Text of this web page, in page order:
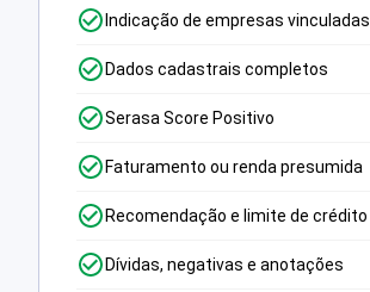
Indicação de empresas vinculadas
Dados cadastrais completos
Serasa Score Positivo
Faturamento ou renda presumida
Recomendação e limite de crédito
Dívidas, negativas e anotações